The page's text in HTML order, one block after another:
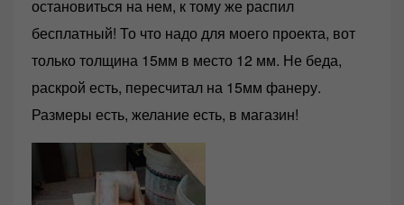
остановиться на нем, к тому же распил
бесплатный! То что надо для моего проекта, вот
только толщина 15мм в место 12 мм. Не беда,
раскрой есть, пересчитал на 15мм фанеру.
Размеры есть, желание есть, в магазин!